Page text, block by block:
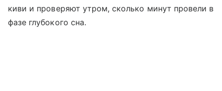
киви и проверяют утром, сколько минут провели в
фазе глубокого сна.